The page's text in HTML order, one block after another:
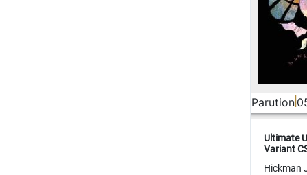
Parution
Ultimate
Variant
Hickman